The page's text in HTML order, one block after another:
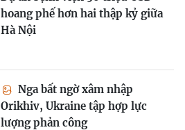
hoang phế hơn hai thập kỷ giữa
Hà Nội
Nga bất ngờ xâm nhập
Orikhiv, Ukraine tập hợp lực
lượng phản công